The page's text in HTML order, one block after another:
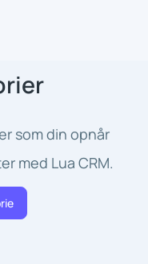
som din opnår
med Lua CRM.